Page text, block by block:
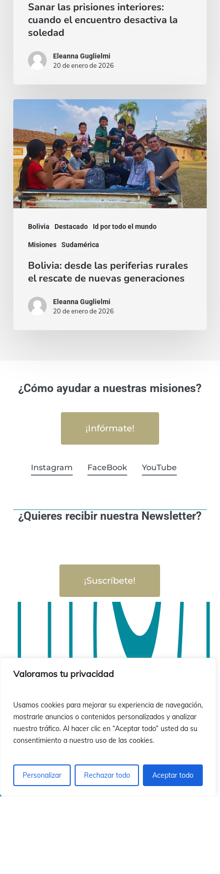
Valoramos tu privacidad
Usamos cookies para mejorar su experiencia de navegación,
mostrarle anuncios o contenidos personalizados y analizar
nuestro tráfico. Al hacer clic en “Aceptar todo” usted da su
consentimiento a nuestro uso de las cookies.
Personalizar Rechazar todo Aceptar todo
soledad
Sanar las prisiones interiores:
cuando el encuentro desactiva la
soledad
Eleanna Guglielmi
20 de enero de 2026
Bolivia Destacado Id por todo el mundo
Misiones Sudamérica
las
periferias
rurales
el
rescate
generaciones
Bolivia: desde las periferias rurales
el rescate de nuevas generaciones
Eleanna Guglielmi
20 de enero de 2026
¿Cómo ayudar a nuestras misiones?
¡Infórmate!
Instagram FaceBook YouTube
¿Quieres recibir nuestra Newsletter?
¡Suscríbete!